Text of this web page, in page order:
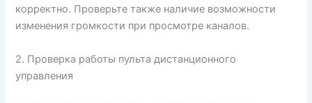
корректно. Проверьте также наличие возможности
изменения громкости при просмотре каналов.
2. Проверка работы пульта дистанционного
управления